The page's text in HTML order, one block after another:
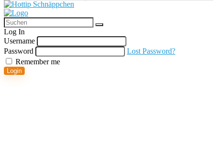
Log In
Username
Password
Lost Password?
Remember me
Login